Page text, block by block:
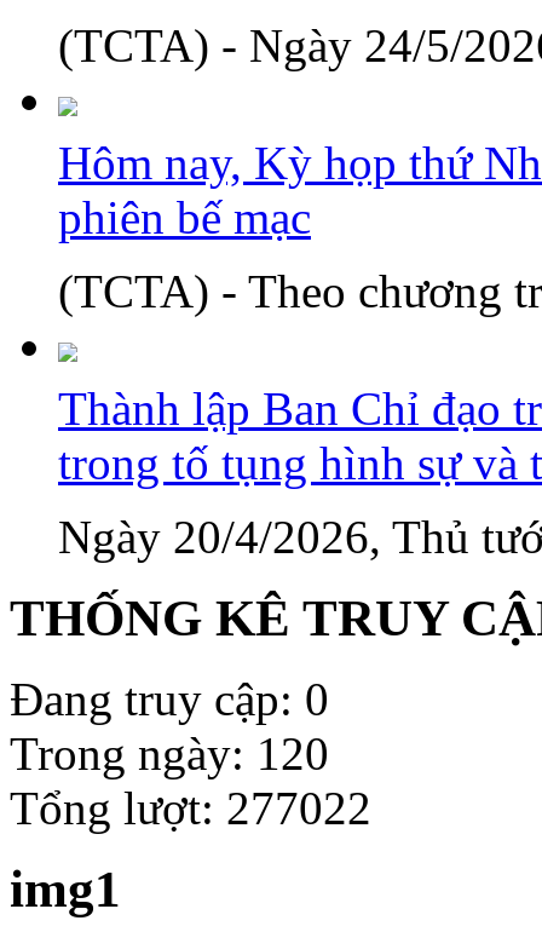
(TCTA) - Ngày 24/5/
Hôm nay, Kỳ họp thứ
phiên bế mạc
(TCTA) - Theo chương
Thành lập Ban Chỉ đạo
trong tố tụng hình sự và
Ngày 20/4/2026, Thủ
THỐNG KÊ TRUY
Đang truy cập: 0
Trong ngày: 120
Tổng lượt: 277022
img1